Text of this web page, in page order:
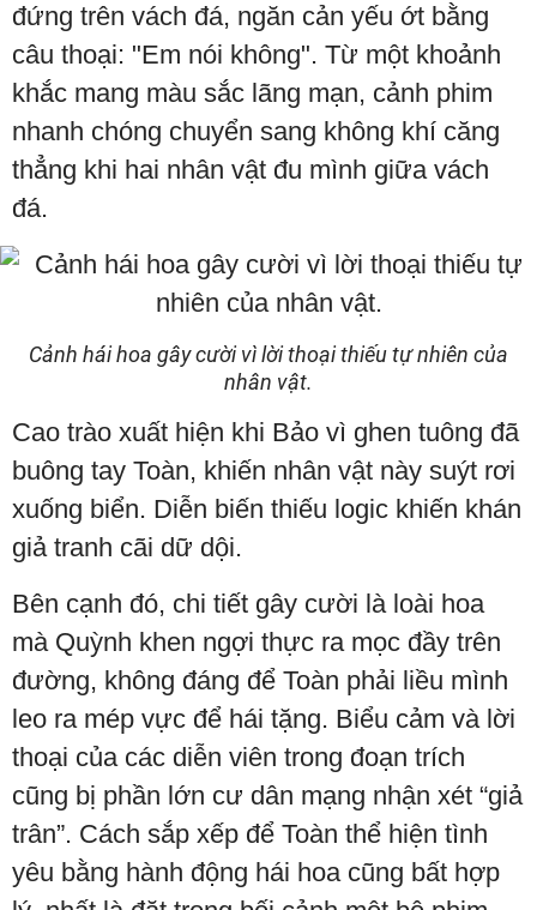
đứng trên vách đá, ngăn cản yếu ớt bằng
câu thoại: "Em nói không". Từ một khoảnh
khắc mang màu sắc lãng mạn, cảnh phim
nhanh chóng chuyển sang không khí căng
thẳng khi hai nhân vật đu mình giữa vách
đá.
Cảnh hái hoa gây cười vì lời thoại thiếu tự nhiên của
nhân vật.
Cao trào xuất hiện khi Bảo vì ghen tuông đã
buông tay Toàn, khiến nhân vật này suýt rơi
xuống biển. Diễn biến thiếu logic khiến khán
giả tranh cãi dữ dội.
Bên cạnh đó, chi tiết gây cười là loài hoa
mà Quỳnh khen ngợi thực ra mọc đầy trên
đường, không đáng để Toàn phải liều mình
leo ra mép vực để hái tặng. Biểu cảm và lời
thoại của các diễn viên trong đoạn trích
cũng bị phần lớn cư dân mạng nhận xét “giả
trân”. Cách sắp xếp để Toàn thể hiện tình
yêu bằng hành động hái hoa cũng bất hợp